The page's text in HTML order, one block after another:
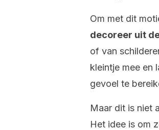
Om met dit
decoreer uit
of van
kleintje mee en
gevoel te
Maar dit is niet
Het idee is om